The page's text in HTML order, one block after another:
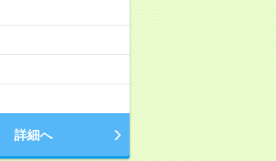
詳細へ